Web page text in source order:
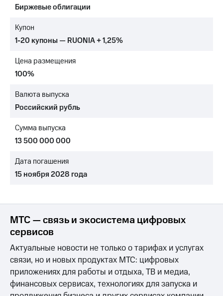
Достижения
Интервью
отчетность
Контакты
Новости
в
и акционерам
Корпоративное
Корпоративный
секретарь
Раскрытие
информации
Информация
акционерам
Документы
ПАО
"МТС"
Собрания
Биржевые облигации
Купон
1-20 купоны — RUONIA + 1,25%
Цена размещения
100%
Валюта выпуска
Российский рубль
Сумма выпуска
13 500 000 000
Дата погашения
15 ноября 2028 года
МТС — связь и экосистема цифровых
сервисов
Актуальные новости не только о тарифах и услугах
связи, но и новых продуктах МТС: цифровых
приложениях для работы и отдыха, ТВ и медиа,
финансовых сервисах, технологиях для запуска и